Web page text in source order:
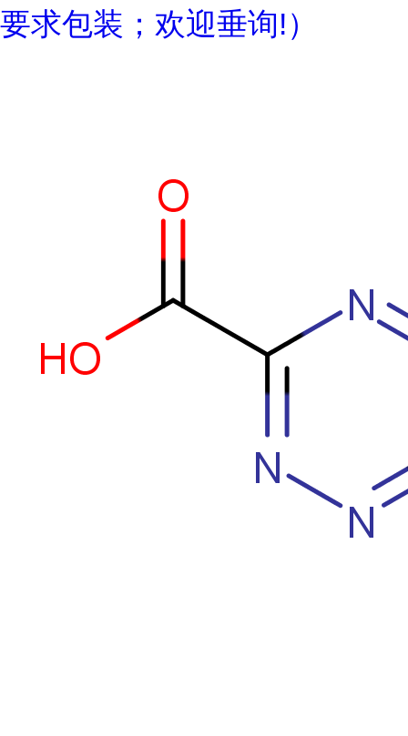
要求包装；欢迎垂询!）